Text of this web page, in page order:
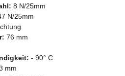
8 N/25mm
N/25mm
76 mm
- 90° C
mm